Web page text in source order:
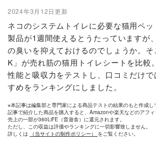
2024年3月12日更新
ネコのシステムトイレに必要な猫用ペ
製品が1週間使えるとうたっていますが
の臭いを抑えておけるのでしょうか。
K」が売れ筋の猫用トイレシートを比較
性能と吸収力をテストし、口コミだけ
すめをランキングにしました。
※本記事は編集部と専門家による商品テストの結果のもと作成し
記事で紹介した商品を購入すると、Amazonや楽天などのアフ
売上の一部が360LiFE（晋遊舎）に還元されます。
ただし、この収益は評価やランキングに一切影響致しません。
詳しくは
（当サイトの制作ポリシー） をご覧ください。